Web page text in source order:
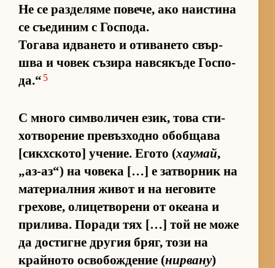
Не се раз­де­ляме по­ве­че, ако на­ис­тина
се съ­е­ди­ним с Гос­по­да.
То­гава ид­ва­нето и оти­ва­нето свър­
шва и чо­век съ­зира нав­ся­къде Гос­по­
да.“ 5
С много сим­во­ли­чен език, това сти­
хот­во­ре­ние пре­въз­ходно обоб­щава
[сик­х­с­ко­то] уче­ние. Егото (хаумай,
„аз-аз“) на чо­века […] е зат­вор­ник на
ма­те­ри­ал­ния жи­вот и на не­го­вите
гре­хо­ве, оли­цет­во­рени от оке­ана и
при­ли­ва. По­ради тях […] той не може
да дос­тигне дру­гия бряг, този на
край­ното ос­во­бож­де­ние (нирвану)